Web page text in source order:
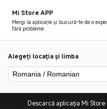
Mi Store APP
Mergi la aplicație și bucură-te de o
fără probleme.
Alegeți locația și limba
Romania / Romanian
Descarcă aplicația Mi